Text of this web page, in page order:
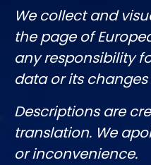
We collect and
the page of
any responsibility
data or its
Descriptions are
translation. We
or inconvenience.